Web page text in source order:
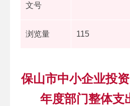
文号
浏览量 115
保山市中小企业投
年度部门整体支